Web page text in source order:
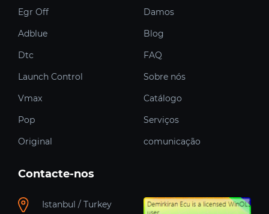
Egr Off
Adblue
Dtc
Launch Control
Vmax
Pop
Original
Damos
Blog
FAQ
Sobre nós
Catálogo
Serviços
comunicação
Contacte-nos
Istanbul / Turkey